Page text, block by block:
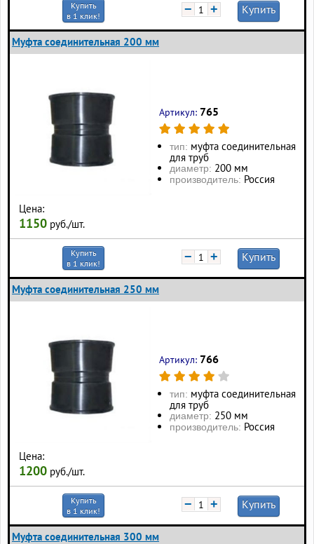
Купить
в 1 клик!
− + Купить
Муфта соединительная 200 мм
Цена:
1150 руб./шт.
Артикул: 765
тип: муфта соединительная
для труб
диаметр: 200 мм
производитель: Россия
Купить
в 1 клик!
− + Купить
Муфта соединительная 250 мм
Цена:
1200 руб./шт.
Артикул: 766
тип: муфта соединительная
для труб
диаметр: 250 мм
производитель: Россия
Купить
в 1 клик!
− + Купить
Муфта соединительная 300 мм